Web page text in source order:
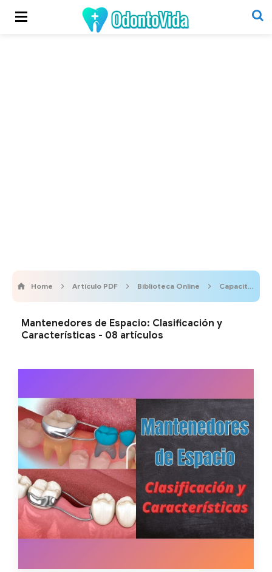
Home Artículo PDF Biblioteca Online Capacitación
Mantenedores de Espacio: Clasificación y
Características - 08 artículos